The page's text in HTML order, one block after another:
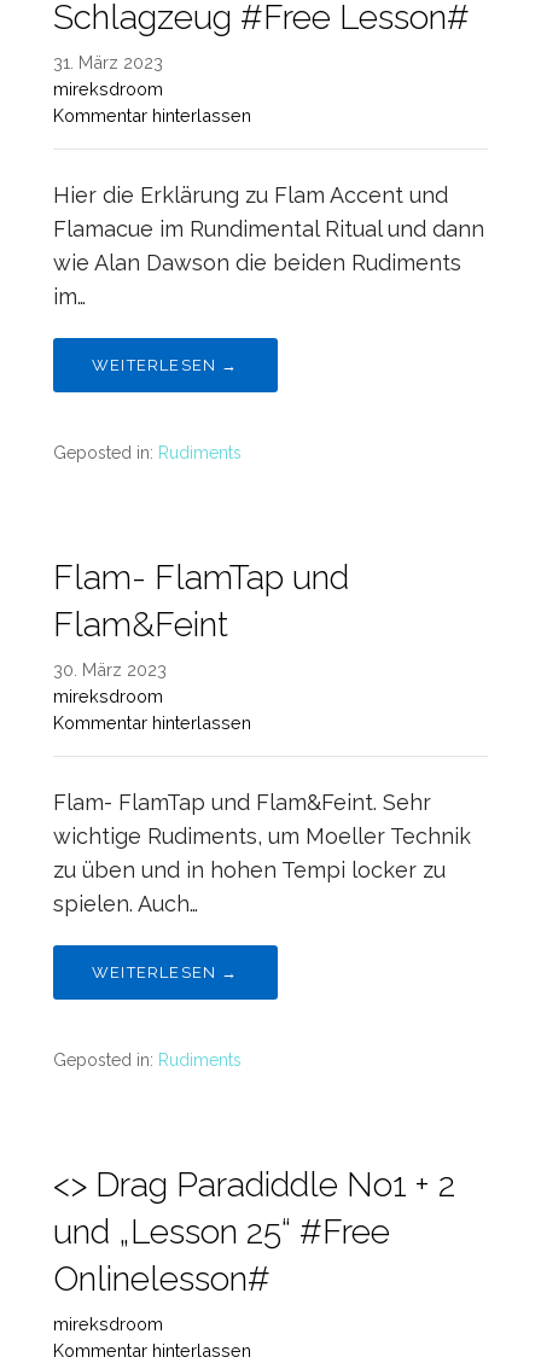
Schlagzeug #Free Lesson#
31. März 2023
mireksdroom
Kommentar hinterlassen
Hier die Erklärung zu Flam Accent und
Flamacue im Rundimental Ritual und dann
wie Alan Dawson die beiden Rudiments
im…
WEITERLESEN →
Geposted in: Rudiments
Flam- FlamTap und
Flam&Feint
30. März 2023
mireksdroom
Kommentar hinterlassen
Flam- FlamTap und Flam&Feint. Sehr
wichtige Rudiments, um Moeller Technik
zu üben und in hohen Tempi locker zu
spielen. Auch…
WEITERLESEN →
Geposted in: Rudiments
<> Drag Paradiddle No1 + 2
und „Lesson 25“ #Free
Onlinelesson#
mireksdroom
Kommentar hinterlassen